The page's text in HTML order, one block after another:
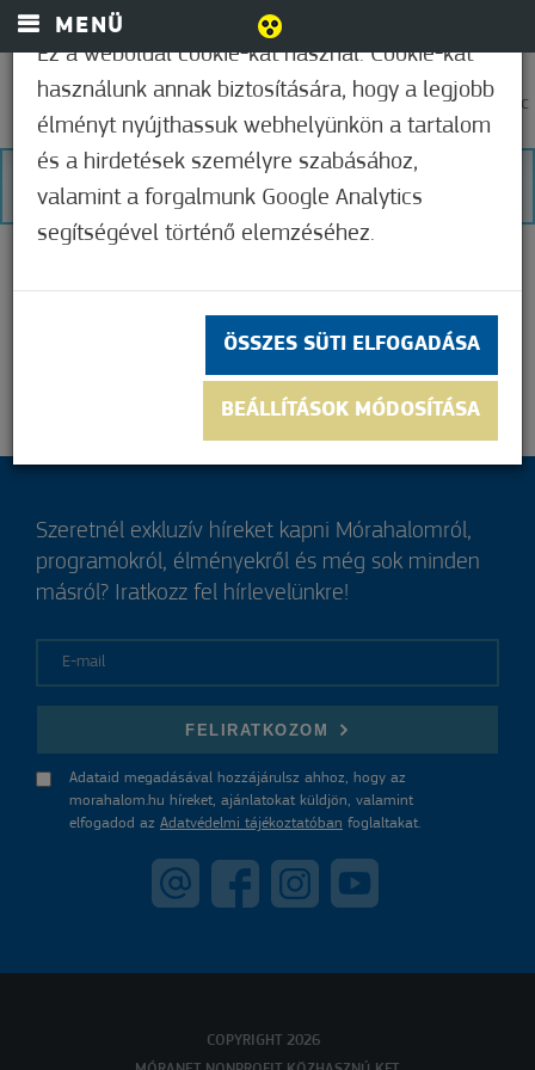
MENÜ
0
30,6°C
NINCS TALÁLAT
Ez a weboldal cookie-kat használ. Cookie-kat
használunk annak biztosítására, hogy a legjobb
élményt nyújthassuk webhelyünkön a tartalom
és a hirdetések személyre szabásához,
valamint a forgalmunk Google Analytics
segítségével történő elemzéséhez.
ÖSSZES SÜTI ELFOGADÁSA
BEÁLLÍTÁSOK MÓDOSÍTÁSA
Szeretnél exkluzív híreket kapni Mórahalomról,
programokról, élményekről és még sok minden
másról? Iratkozz fel hírlevelünkre!
FELIRATKOZOM
Adataid megadásával hozzájárulsz ahhoz, hogy az
morahalom.hu híreket, ajánlatokat küldjön, valamint
elfogadod az Adatvédelmi tájékoztatóban foglaltakat.
COPYRIGHT 2026